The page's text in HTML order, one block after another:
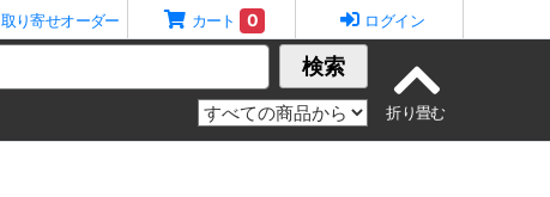
取り寄せオーダー カート 0 ログイン
検索